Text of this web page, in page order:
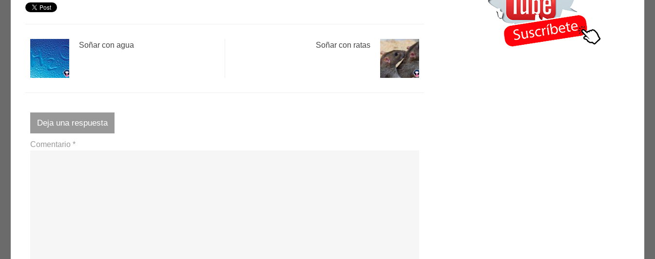
Soñar con agua Soñar con ratas
Deja una respuesta
Comentario *